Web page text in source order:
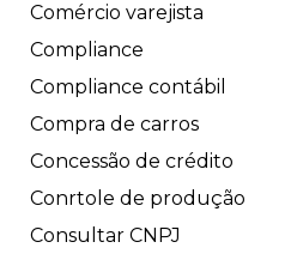
Comércio varejista
Compliance
Compliance contábil
Compra de carros
Concessão de crédito
Conrtole de produção
Consultar CNPJ